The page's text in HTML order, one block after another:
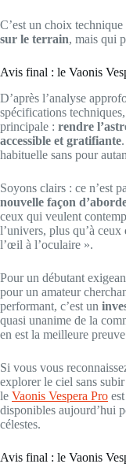
C’est un choix
sur le terrain, mais qui
Avis final : le Vaonis
D’après l’analyse
spécifications
principale : rendre
accessible et gratifiante
habituelle sans pour
Soyons clairs : ce n’est
nouvelle façon
ceux qui veulent
l’univers, plus qu’à
l’œil à l’oculaire ».
Pour un débutant
pour un amateur
performant, c’est un
quasi unanime de la
en est la meilleure
Si vous vous
explorer le ciel sans
le Vaonis Vespera Pro
disponibles aujourd’hui
célestes.
Avis final : le Vaonis